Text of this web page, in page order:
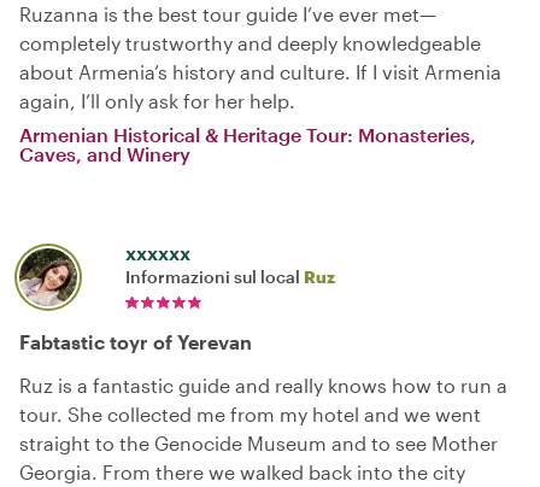
Ruzanna is the best tour guide I’ve ever met—
completely trustworthy and deeply knowledgeable
about Armenia’s history and culture. If I visit Armenia
again, I’ll only ask for her help.
Armenian Historical & Heritage Tour: Monasteries,
Caves, and Winery
xxxxxx
Informazioni sul local Ruz
Fabtastic toyr of Yerevan
Ruz is a fantastic guide and really knows how to run a
tour. She collected me from my hotel and we went
straight to the Genocide Museum and to see Mother
Georgia. From there we walked back into the city